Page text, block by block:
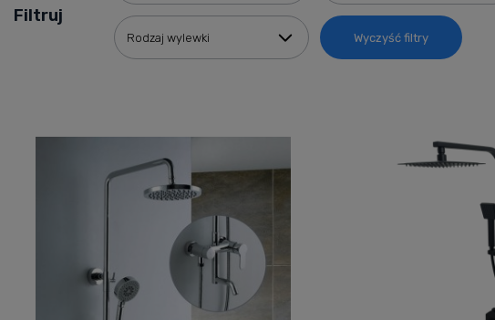
Filtruj
Rodzaj wylewki Wyczyść filtry